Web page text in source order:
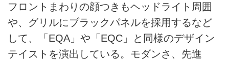
フロントまわりの顔つきもヘッドライト周囲
や、グリルにブラックパネルを採用するなど
して、「EQA」や「EQC」と同様のデザイン
テイストを演出している。モダンさ、先進